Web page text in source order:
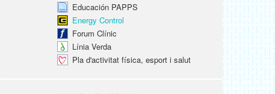
Educación PAPPS
Energy Control
Forum Clínic
Línia Verda
Pla d'activitat física, esport i salut